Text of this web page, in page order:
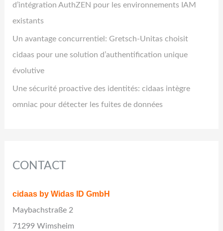
d’intégration AuthZEN pour les environnements IAM
existants
Un avantage concurrentiel: Gretsch-Unitas choisit
cidaas pour une solution d’authentification unique
évolutive
Une sécurité proactive des identités: cidaas intègre
omniac pour détecter les fuites de données
CONTACT
cidaas by Widas ID GmbH
Maybachstraße 2
71299 Wimsheim